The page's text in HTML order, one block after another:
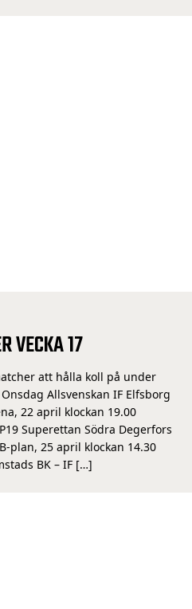
VECKA 17
att hålla koll på under
Allsvenskan IF Elfsborg
22 april klockan 19.00
Superettan Södra Degerfors
plan, 25 april klockan 14.30
BK – IF […]